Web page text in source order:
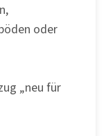
oder
„neu für